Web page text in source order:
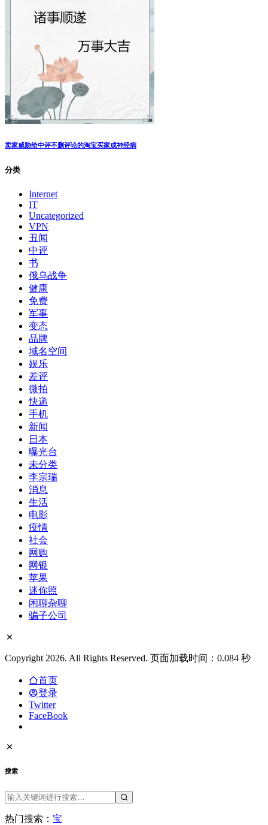
卖家威胁给中评不删评论的淘宝买家成神经病
分类
Internet
IT
Uncategorized
VPN
丑闻
中评
书
俄乌战争
健康
免费
军事
变态
品牌
域名空间
娱乐
差评
微拍
快递
手机
新闻
日本
曝光台
未分类
李宗瑞
消息
生活
电影
疫情
社会
网购
网银
苹果
迷你照
闲聊杂聊
骗子公司
Copyright 2026. All Rights Reserved. 页面加载时间：0.084 秒
首页
登录
Twitter
FaceBook
搜索
热门搜索： 宝